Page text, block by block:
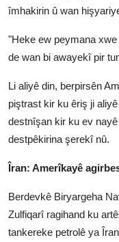
îmhakirin û wan
"Heke ew peymana
de wan bi awayekî pir
Li aliyê din, berpirsên
piştrast kir ku êriş ji
destnîşan kir ku ev
destpêkirina şerekî nû.
Îran: Amerîkayê
Berdevkê Biryargeha
Zulfiqarî ragihand ku
tankereke petrolê ya